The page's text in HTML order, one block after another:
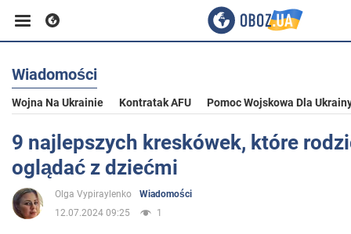
Biznes
Sport
Rozrywka
Wiadomości
Wojna Na Ukrainie Kontratak AFU Pomoc Wojskowa Dla
9 najlepszych kreskówek, które
oglądać z dziećmi
Olga Vypiraylenko
Wiadomości
12.07.2024 09:25
1